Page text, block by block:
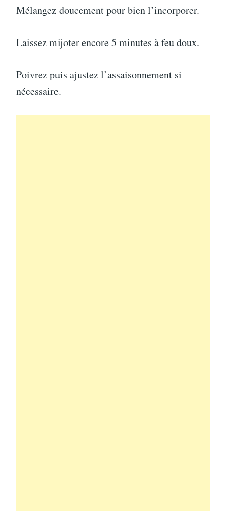
Mélangez doucement pour bien l’incorporer.
Laissez mijoter encore 5 minutes à feu doux.
Poivrez puis ajustez l’assaisonnement si
nécessaire.